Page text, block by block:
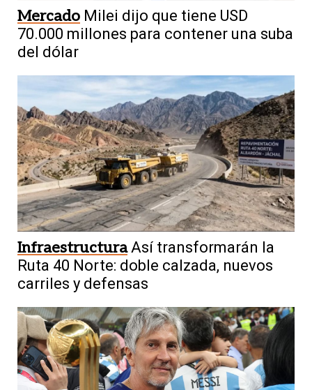
Mercado Milei dijo que tiene USD
70.000 millones para contener una suba
del dólar
Infraestructura Así transformarán la
Ruta 40 Norte: doble calzada, nuevos
carriles y defensas